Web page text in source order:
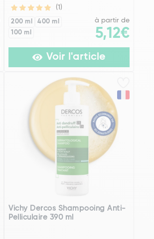
(1)
200 ml
400 ml
100 ml
à partir de
5,12€
Voir l'article
Vichy Dercos Shampooing Anti-
Pelliculaire 390 ml